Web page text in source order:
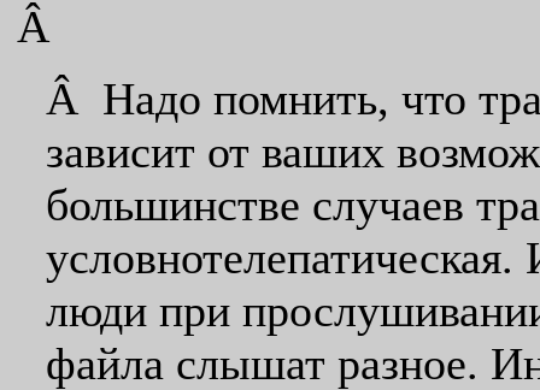
Â
Â Надо помнить, что
зависит от ваших
большинстве случаев
люди при
файла слышат разное.